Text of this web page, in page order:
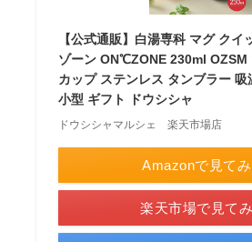
【公式通販】白湯専科 マグ クイ
ゾーン ON℃ZONE 230ml OZSM
カップ ステンレス タンブラー
小型 ギフト ドウシシャ
ドウシシャマルシェ 楽天市場店
Amazonで見てみ
楽天市場で見て